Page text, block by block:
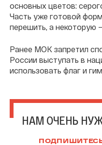
основных цветов:
Часть уже готовой
перешить, а некоторую
Ранее МОК запретил
России выступать в
использовать флаг и
НАМ ОЧЕНЬ